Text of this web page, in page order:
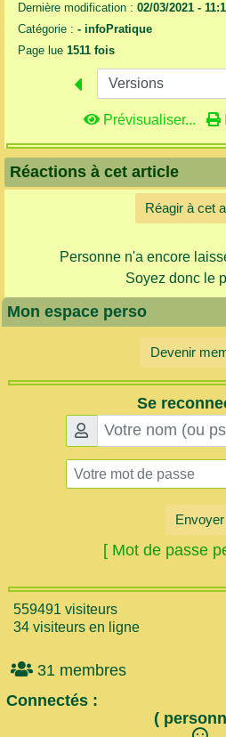
Dernière modification : 02/03/2021 -
Catégorie : - infoPratique
Page lue 1511 fois
Prévisualiser...
Réactions à cet article
Réagir à cet
Personne n'a encore
Soyez donc le
Mon espace perso
Devenir
Se
Envoyer
[ Mot de passe
559491 visiteurs
34 visiteurs en ligne
31 membres
Connectés :
(